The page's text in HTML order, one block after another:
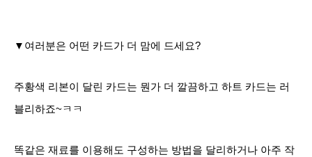
▼여러분은 어떤 카드가 더 맘에 드세요?
주황색 리본이 달린 카드는 뭔가 더 깔끔하고 하트 카드는 러
블리하죠~ㅋㅋ
똑같은 재료를 이용해도 구성하는 방법을 달리하거나 아주 작